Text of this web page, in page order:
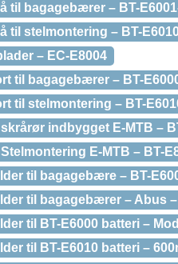
til bagagebærer – BT-
til stelmontering – BT-
– EC-E8004
til bagagebærer – BT-
til stelmontering – BT-
indbygget E-MTB –
E-MTB – BT-
til bagagebære – BT-
til bagagebærer – Abus
til BT-E6000 batteri –
til BT-E6010 batteri –